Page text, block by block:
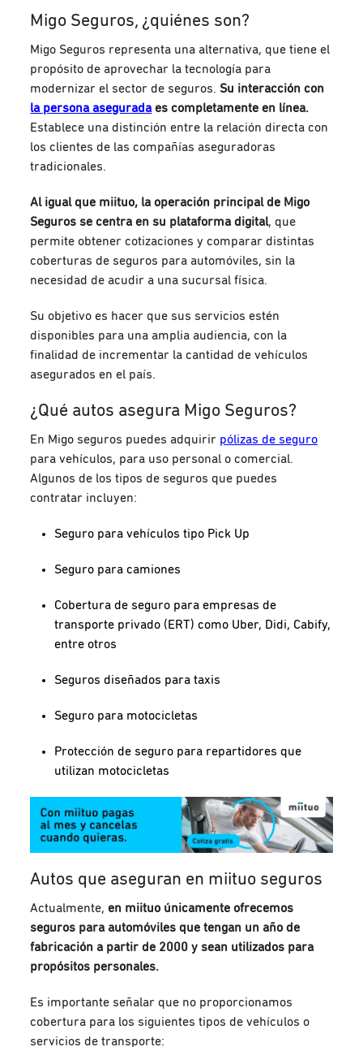
Migo Seguros, ¿quiénes son?
Migo Seguros representa una alternativa, que tiene el
propósito de aprovechar la tecnología para
modernizar el sector de seguros. Su interacción con
la persona asegurada es completamente en línea.
Establece una distinción entre la relación directa con
los clientes de las compañías aseguradoras
tradicionales.
Al igual que miituo, la operación principal de Migo
Seguros se centra en su plataforma digital, que
permite obtener cotizaciones y comparar distintas
coberturas de seguros para automóviles, sin la
necesidad de acudir a una sucursal física.
Su objetivo es hacer que sus servicios estén
disponibles para una amplia audiencia, con la
finalidad de incrementar la cantidad de vehículos
asegurados en el país.
¿Qué autos asegura Migo Seguros?
En Migo seguros puedes adquirir pólizas de seguro
para vehículos, para uso personal o comercial.
Algunos de los tipos de seguros que puedes
contratar incluyen:
Seguro para vehículos tipo Pick Up
Seguro para camiones
Cobertura de seguro para empresas de
transporte privado (ERT) como Uber, Didi, Cabify,
entre otros
Seguros diseñados para taxis
Seguro para motocicletas
Protección de seguro para repartidores que
utilizan motocicletas
Autos que aseguran en miituo seguros
Actualmente,en miituo únicamente ofrecemos
seguros para automóviles que tengan un año de
fabricación a partir de 2000 y sean utilizados para
propósitos personales.
Es importante señalar que no proporcionamos
cobertura para los siguientes tipos de vehículos o
servicios de transporte: